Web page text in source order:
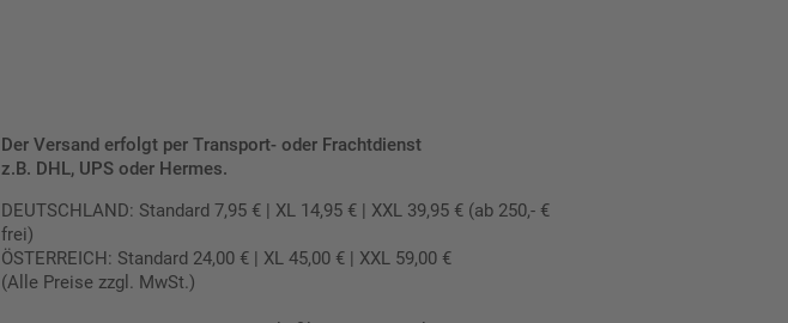
Der Versand erfolgt per Transport- oder Frachtdienst
z.B. DHL, UPS oder Hermes.
DEUTSCHLAND: Standard 7,95 € | XL 14,95 € | XXL 39,95 € (ab 250,- €
frei)
ÖSTERREICH: Standard 24,00 € | XL 45,00 € | XXL 59,00 €
(Alle Preise zzgl. MwSt.)